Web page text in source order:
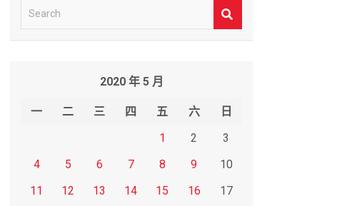
e
2020 年 5 月
一 二 三 四 五 六
日
1
2
3
4
5 6 7 8 9
10
11
12 13 14 15 16
17